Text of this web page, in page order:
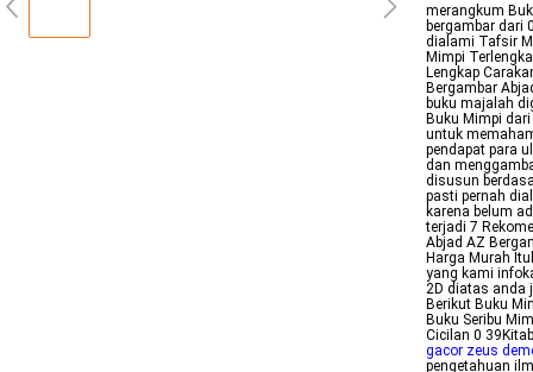
merangkum
bergambar dari
dialami Tafsir
Mimpi
Lengkap
Bergambar
buku majalah
Buku Mimpi
untuk
pendapat para
dan
disusun
pasti pernah
karena belum
terjadi 7
Abjad AZ
Harga Murah
yang kami
2D diatas anda
Berikut Buku
Buku Seribu
Cicilan 0
gacor zeus
pengetahuan